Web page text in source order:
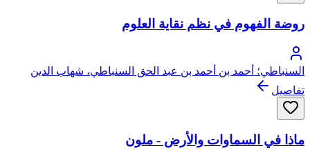
روضة الفهوم في نظم نقاية العلوم
السنباطي؛ أحمد بن أحمد بن عبد الحق السنباطي، شهاب الدين
الشافعي
تفاصيل
ماذا في السماوات والأرض - ملون